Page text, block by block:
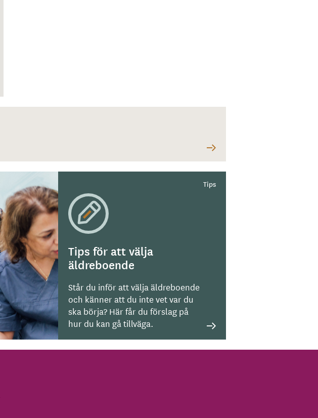
Tips för att välja
äldreboende
Står du inför att välja äldreboende
och känner att du inte vet var du
ska börja? Här får du förslag på
hur du kan gå tillväga.